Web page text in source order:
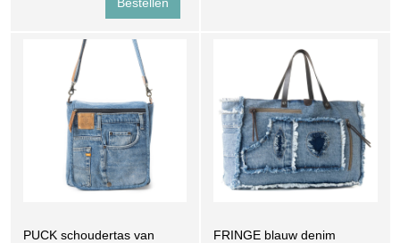
PUCK schoudertas van
FRINGE blauw denim